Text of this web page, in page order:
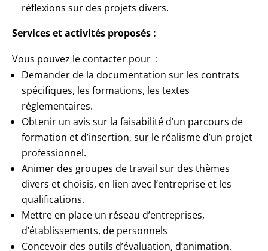
réflexions sur des projets divers.
Services et activités proposés :
Vous pouvez le contacter pour :
Demander de la documentation sur les contrats
spécifiques, les formations, les textes
réglementaires.
Obtenir un avis sur la faisabilité d’un parcours de
formation et d’insertion, sur le réalisme d’un projet
professionnel.
Animer des groupes de travail sur des thèmes
divers et choisis, en lien avec l’entreprise et les
qualifications.
Mettre en place un réseau d’entreprises,
d’établissements, de personnels
Concevoir des outils d’évaluation, d’animation.